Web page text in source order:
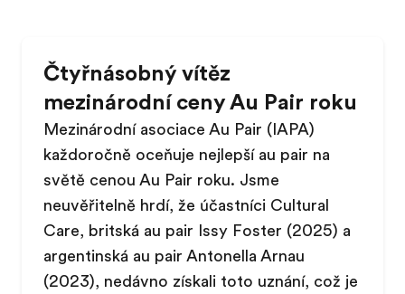
Čtyřnásobný vítěz
mezinárodní ceny Au Pair roku
Mezinárodní asociace Au Pair (IAPA)
každoročně oceňuje nejlepší au pair na
světě cenou Au Pair roku. Jsme
neuvěřitelně hrdí, že účastníci Cultural
Care, britská au pair Issy Foster (2025) a
argentinská au pair Antonella Arnau
(2023), nedávno získali toto uznání, což je